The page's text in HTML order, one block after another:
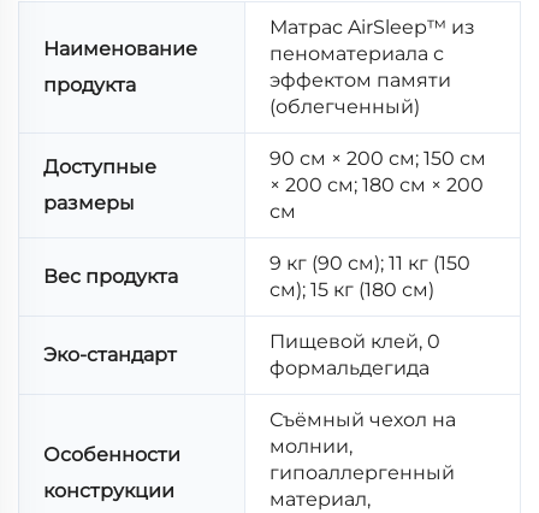
Наименование
продукта
Матрас AirSleep™ из
пеноматериала с
эффектом памяти
(облегченный)
Доступные
размеры
90 см × 200 см; 150 см
× 200 см; 180 см × 200
см
Вес продукта
9 кг (90 см); 11 кг (150
см); 15 кг (180 см)
Эко-стандарт
Пищевой клей, 0
формальдегида
Особенности
конструкции
Съёмный чехол на
молнии,
гипоаллергенный
материал,